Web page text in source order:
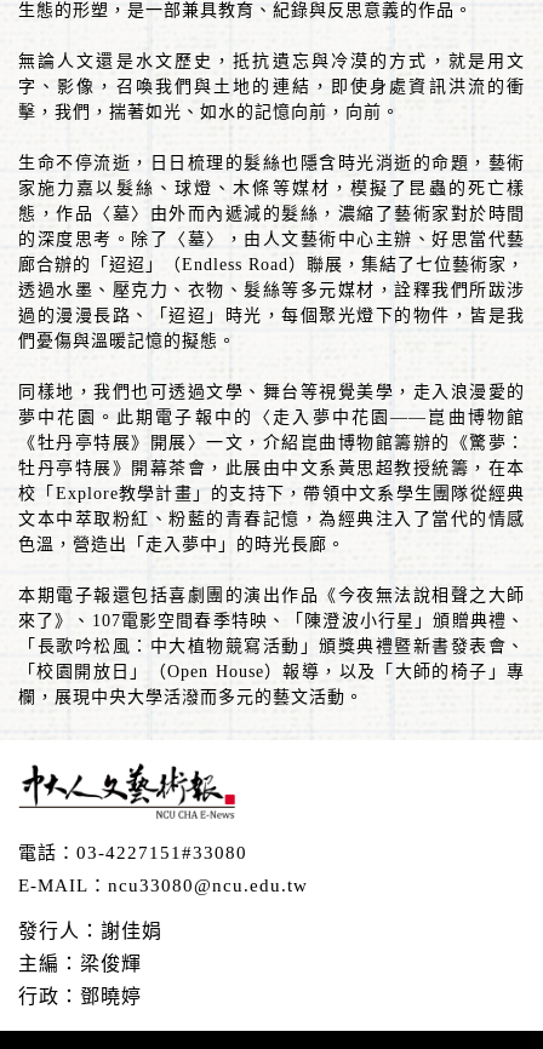
生態的形塑，是一部兼具教育、紀錄與反思意義的作品。
無論人文還是水文歷史，抵抗遺忘與冷漠的方式，就是用文
字、影像，召喚我們與土地的連結，即使身處資訊洪流的衝
擊，我們，揣著如光、如水的記憶向前，向前。
生命不停流逝，日日梳理的髮絲也隱含時光消逝的命題，藝術
家施力嘉以髮絲、球燈、木條等媒材，模擬了昆蟲的死亡樣
態，作品〈墓〉由外而內遞減的髮絲，濃縮了藝術家對於時間
的深度思考。除了〈墓〉，由人文藝術中心主辦、好思當代藝
廊合辦的「迢迢」（Endless Road）聯展，集結了七位藝術家，
透過水墨、壓克力、衣物、髮絲等多元媒材，詮釋我們所跋涉
過的漫漫長路、「迢迢」時光，每個聚光燈下的物件，皆是我
們憂傷與溫暖記憶的擬態。
同樣地，我們也可透過文學、舞台等視覺美學，走入浪漫愛的
夢中花園。此期電子報中的〈走入夢中花園—— 崑曲博物館
《牡丹亭特展》開展〉一文，介紹崑曲博物館籌辦的《驚夢：
牡丹亭特展》開幕茶會，此展由中文系黃思超教授統籌，在本
校「 Explore教學計畫」的支持下，帶領中文系學生團隊從經典
文本中萃取粉紅、粉藍的青春記憶，為經典注入了當代的情感
色溫，營造出「走入夢中」的時光長廊。
本期電子報還包括喜劇團的演出作品《今夜無法說相聲之大師
來了》、 107電影空間春季特映、「陳澄波小行星」頒贈典禮、
「長歌吟松風：中大植物競寫活動」頒獎典禮暨新書發表會、
「校園開放日」（Open House）報導，以及「大師的椅子」專
欄，展現中央大學活潑而多元的藝文活動。
電話： 03-4227151#33080
E-MAIL： ncu33080@ncu.edu.tw
發行人：謝佳娟
主編：梁俊輝
行政：鄧曉婷